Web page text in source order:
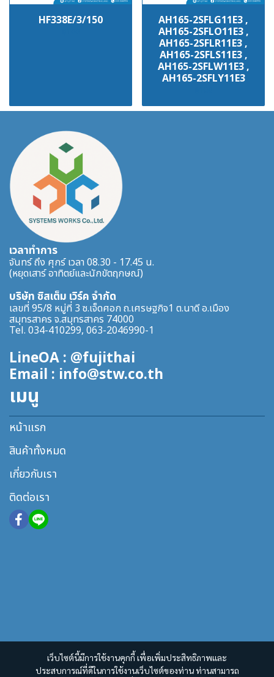
HF338E/3/150 AH165-2SFLG11E3 ,
AH165-2SFLO11E3 ,
AH165-2SFLR11E3 ,
AH165-2SFLS11E3 ,
AH165-2SFLW11E3 ,
AH165-2SFLY11E3
เว็บไซต์นี้มีการใช้งานคุกกี้ เพื่อเพิ่มประสิทธิภาพและ
ประสบการณ์ที่ดีในการใช้งานเว็บไซต์ของท่าน ท่านสามารถ
เวลาทำการ
จันทร์ ถึง ศุกร์ เวลา 08.30 - 17.45 น.
(หยุดเสาร์ อาทิตย์และนักขัตฤกษณ์)
บริษัท ซิสเต็ม เวิร์ค จำกัด
เลขที่ 95/8 หมู่ที่ 3 ซ.เจ็ดศอก ถ.เศรษฐกิจ1 ต.นาดี อ.เมือง
สมุทรสาคร จ.สมุทรสาคร 74000
Tel. 034-410299, 063-2046990-1
LineOA : @fujithai
Email : info@stw.co.th
เมนู
หน้าแรก
สินค้าทั้งหมด
เกี่ยวกับเรา
ติดต่อเรา